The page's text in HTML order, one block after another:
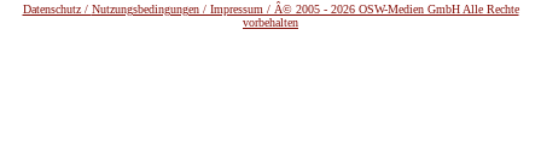
Datenschutz / Nutzungsbedingungen / Impressum / Â© 2005 - 2026 OSW-Medien GmbH Alle Rechte
vorbehalten